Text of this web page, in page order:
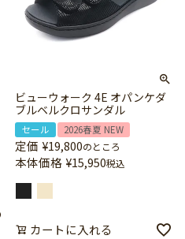
ビューウォーク 4E オパンケダ
ブルベルクロサンダル
セール 2026春夏 NEW
定価 ¥19,800のところ
本体価格 ¥15,950税込
カートに入れる